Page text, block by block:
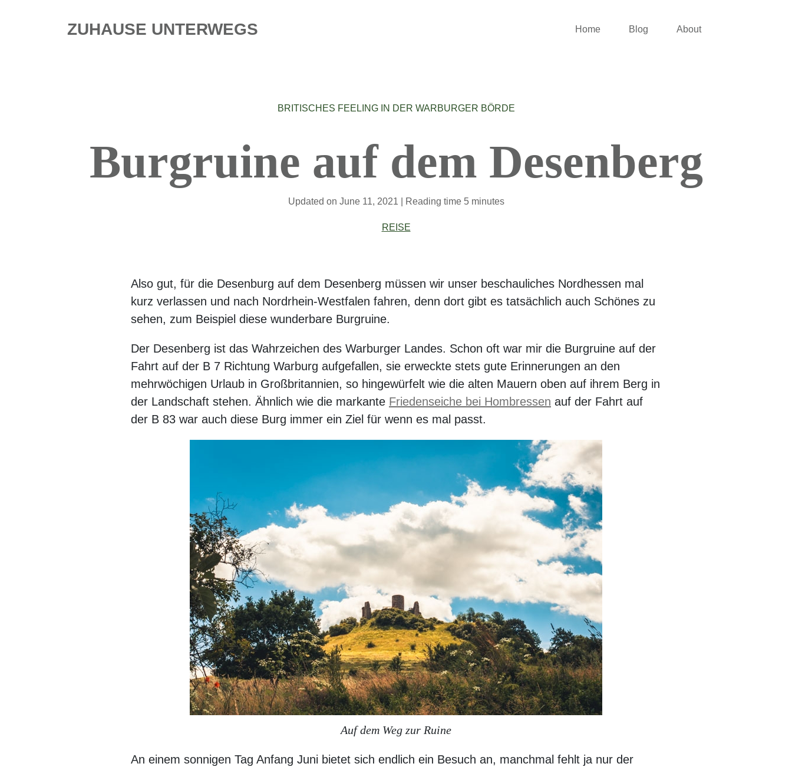
ZUHAUSE UNTERWEGS Home Blog About
BRITISCHES FEELING IN DER WARBURGER BÖRDE
Burgruine auf dem Desenberg
Updated on June 11, 2021 | Reading time 5 minutes
REISE
Also gut, für die Desenburg auf dem Desenberg müssen wir unser beschauliches Nordhessen mal
kurz verlassen und nach Nordrhein-Westfalen fahren, denn dort gibt es tatsächlich auch Schönes zu
sehen, zum Beispiel diese wunderbare Burgruine.
Der Desenberg ist das Wahrzeichen des Warburger Landes. Schon oft war mir die Burgruine auf der
Fahrt auf der B 7 Richtung Warburg aufgefallen, sie erweckte stets gute Erinnerungen an den
mehrwöchigen Urlaub in Großbritannien, so hingewürfelt wie die alten Mauern oben auf ihrem Berg in
der Landschaft stehen. Ähnlich wie die markante Friedenseiche bei Hombressen auf der Fahrt auf
der B 83 war auch diese Burg immer ein Ziel für wenn es mal passt.
Auf dem Weg zur Ruine
An einem sonnigen Tag Anfang Juni bietet sich endlich ein Besuch an, manchmal fehlt ja nur der